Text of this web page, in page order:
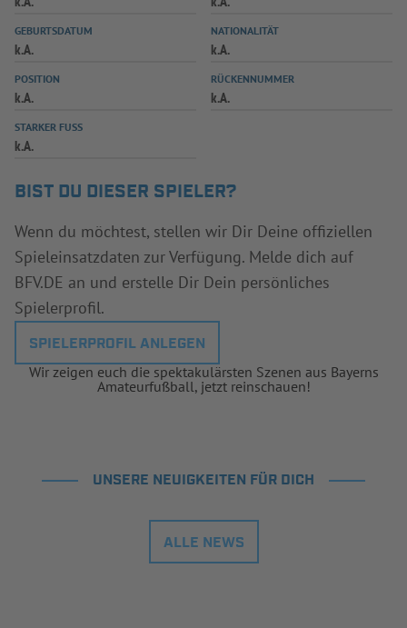
SPIELPLUS
GEBURTSDATUM
k.A.
NATIONALITÄT
k.A.
POSITION
k.A.
RÜCKENNUMMER
k.A.
STARKER FUSS
k.A.
BIST DU DIESER SPIELER?
Wenn du möchtest, stellen wir Dir Deine offiziellen
Spieleinsatzdaten zur Verfügung. Melde dich auf
BFV.DE an und erstelle Dir Dein persönliches
Spielerprofil.
SPIELERPROFIL ANLEGEN
Wir zeigen euch die spektakulärsten Szenen aus Bayerns
Amateurfußball, jetzt reinschauen!
UNSERE NEUIGKEITEN FÜR DICH
ALLE NEWS